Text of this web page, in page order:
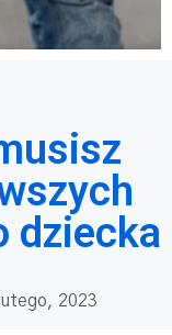
dziecka
2023